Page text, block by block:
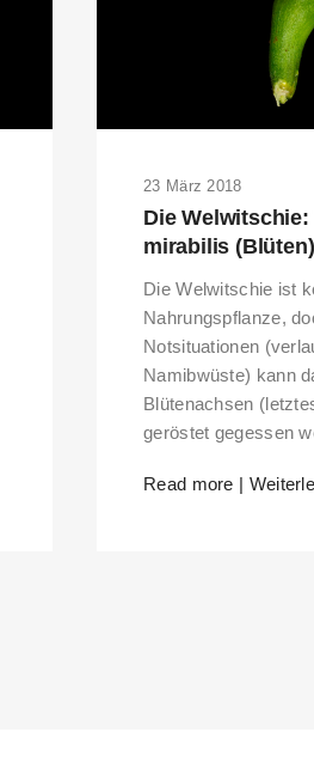
23 März 2018
Die
mirabilis (Blüten)
Die Welwitschie ist
Nahrungspflanze,
Notsituationen
Namibwüste) kann
Blütenachsen
geröstet gegessen
Read more |